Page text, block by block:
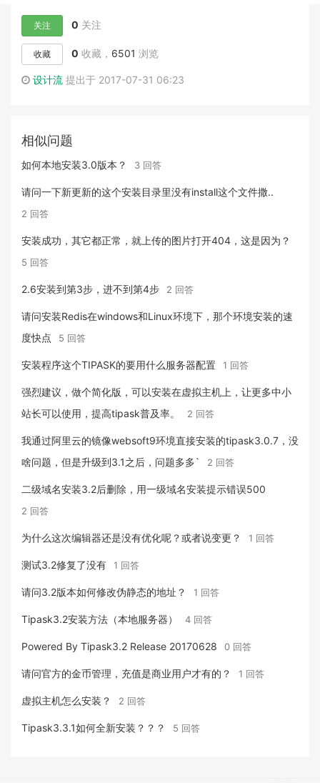
关注 0 关注
收藏 0 收藏， 6501 浏览
设计流 提出于 2017-07-31 06:23
相似问题
如何本地安装3.0版本？ 3 回答
请问一下新更新的这个安装目录里没有install这个文件撒..
2 回答
安装成功，其它都正常，就上传的图片打开404，这是因为？
5 回答
2.6安装到第3步，进不到第4步 2 回答
请问安装Redis在windows和Linux环境下，那个环境安装的速
度快点
5 回答
安装程序这个TIPASK的要用什么服务器配置 1 回答
强烈建议，做个简化版，可以安装在虚拟主机上，让更多中小
站长可以使用，提高tipask普及率。
2 回答
我通过阿里云的镜像websoft9环境直接安装的tipask3.0.7，没
啥问题，但是升级到3.1之后，问题多多`
2 回答
二级域名安装3.2后删除，用一级域名安装提示错误500
2 回答
为什么这次编辑器还是没有优化呢？或者说变更？ 1 回答
测试3.2修复了没有 1 回答
请问3.2版本如何修改伪静态的地址？ 1 回答
Tipask3.2安装方法（本地服务器） 4 回答
Powered By Tipask3.2 Release 20170628 0 回答
请问官方的金币管理，充值是商业用户才有的？ 1 回答
虚拟主机怎么安装？ 2 回答
Tipask3.3.1如何全新安装？？？ 5 回答